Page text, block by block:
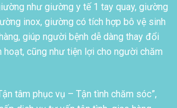
như giường y tế 1 tay quay, giường
inox, giường có tích hợp bô vệ sinh
giúp người bệnh dễ dàng thay đổi
hoạt, cũng như tiện lợi cho người chăm
tâm phục vụ – Tận tình chăm sóc”,